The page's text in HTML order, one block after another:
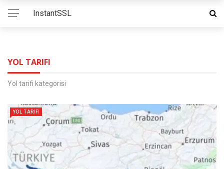
InstantSSL
YOL TARIFI
Yol tarifi kategorisi
YOL TARIFI